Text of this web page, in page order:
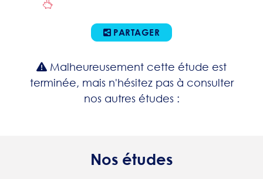
PARTAGER
Malheureusement cette étude est
terminée, mais n'hésitez pas à consulter
nos autres études :
Nos études